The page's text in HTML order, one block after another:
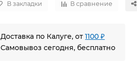
В закладки В сравнение
Доставка по Калуге, от1100 ₽
Самовывоз сегодня, бесплатно